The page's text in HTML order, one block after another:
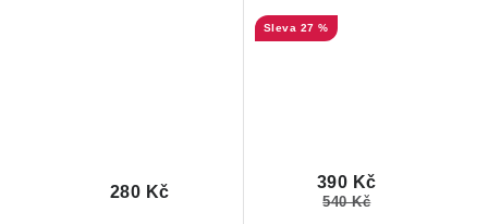
280 Kč
27 %
390 Kč
540 Kč